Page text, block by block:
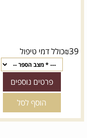
₪39 כולל דמי טיפול
פרטים נוספים
הוסף לסל